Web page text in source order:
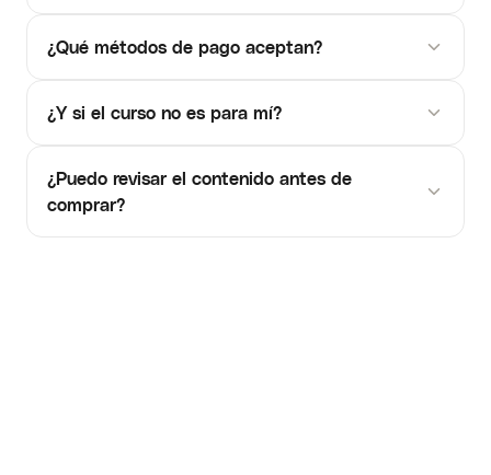
¿Qué métodos de pago aceptan?
¿Y si el curso no es para mí?
¿Puedo revisar el contenido antes de
comprar?